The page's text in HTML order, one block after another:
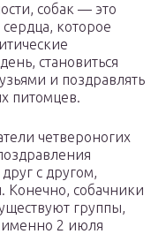
собак — это
которое
становиться
и поздравлять
питомцев.
четвероногих
с другом,
Конечно, собачники
группы,
именно 2 июля